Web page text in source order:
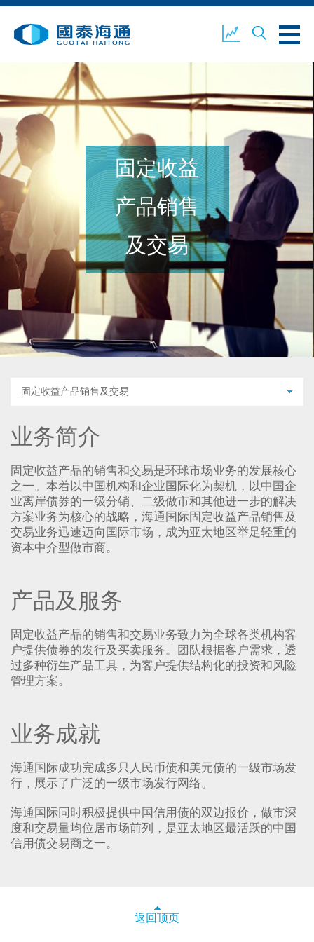
关于我们 公司新闻
环境、社会及企业管治 国泰海通证券 联络我们
开设户口 客户登入
固定收益
产品销售
及交易
固定收益产品销售及交易
业务简介
固定收益产品的销售和交易是环球市场业务的发展核心
之一。本着以中国机构和企业国际化为契机，以中国企
业离岸债券的一级分销、二级做市和其他进一步的解决
方案业务为核心的战略，海通国际固定收益产品销售及
交易业务迅速迈向国际市场，成为亚太地区举足轻重的
资本中介型做市商。
产品及服务
固定收益产品的销售和交易业务致力为全球各类机构客
户提供债券的发行及买卖服务。团队根据客户需求，透
过多种衍生产品工具，为客户提供结构化的投资和风险
管理方案。
业务成就
海通国际成功完成多只人民币债和美元债的一级市场发
行，展示了广泛的一级市场发行网络。
海通国际同时积极提供中国信用债的双边报价，做市深
度和交易量均位居市场前列，是亚太地区最活跃的中国
信用债交易商之一。
返回顶页